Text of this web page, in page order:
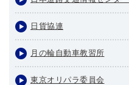
日貨協連
月の輪自動車教習所
東京オリパラ委員会